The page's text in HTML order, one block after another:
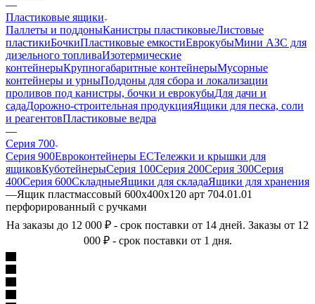
—
Пластиковые ящики
Паллеты и поддоныКанистры пластиковыеЛистовые
пластикиБочкиПластиковые емкостиЕврокубыМини АЗС для
дизельного топливаИзотермические
контейнерыКрупногабаритные контейнерыМусорные
контейнеры и урныПоддоны для сбора и локализации
проливов под канистры, бочки и еврокубыДля дачи и
садаДорожно-строительная продукцияЯщики для песка, соли
и реагентовПластиковые ведра
—
Серия 700
Серия 900Евроконтейнеры ЕСТележки и крышки для
ящиковКуботейнерыСерия 100Серия 200Серия 300Серия
400Серия 600СкладныеЯщики для складаЯщики для хранения
—Ящик пластмассовый 600х400х120 арт 704.01.01
перфорированный с ручками
На заказы до 12 000 ₽ - срок поставки от 14 дней. Заказы от 12
000 ₽ - срок поставки от 1 дня.